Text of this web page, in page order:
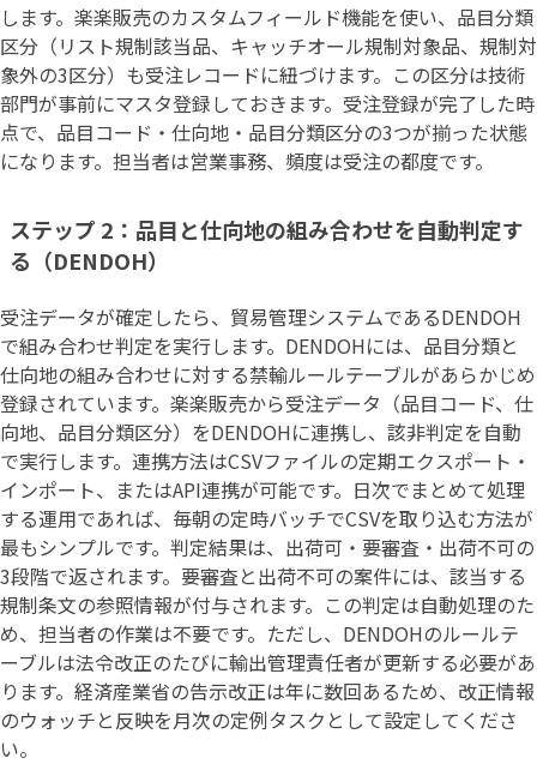
します。楽楽販売のカスタムフィールド機能を使い、品目分類
区分（リスト規制該当品、キャッチオール規制対象品、規制対
象外の3区分）も受注レコードに紐づけます。この区分は技術
部門が事前にマスタ登録しておきます。受注登録が完了した時
点で、品目コード・仕向地・品目分類区分の3つが揃った状態
になります。担当者は営業事務、頻度は受注の都度です。
ステップ 2：品目と仕向地の組み合わせを自動判定す
る（DENDOH）
受注データが確定したら、貿易管理システムであるDENDOH
で組み合わせ判定を実行します。DENDOHには、品目分類と
仕向地の組み合わせに対する禁輸ルールテーブルがあらかじめ
登録されています。楽楽販売から受注データ（品目コード、仕
向地、品目分類区分）をDENDOHに連携し、該非判定を自動
で実行します。連携方法はCSVファイルの定期エクスポート・
インポート、またはAPI連携が可能です。日次でまとめて処理
する運用であれば、毎朝の定時バッチでCSVを取り込む方法が
最もシンプルです。判定結果は、出荷可・要審査・出荷不可の
3段階で返されます。要審査と出荷不可の案件には、該当する
規制条文の参照情報が付与されます。この判定は自動処理のた
め、担当者の作業は不要です。ただし、DENDOHのルールテ
ーブルは法令改正のたびに輸出管理責任者が更新する必要があ
ります。経済産業省の告示改正は年に数回あるため、改正情報
のウォッチと反映を月次の定例タスクとして設定してくださ
い。